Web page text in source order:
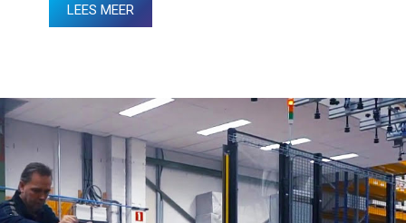
LEES MEER